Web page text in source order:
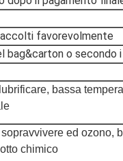
accolti favorevolmente
bag&carton o secondo
bassa
ed ozono,
chimico